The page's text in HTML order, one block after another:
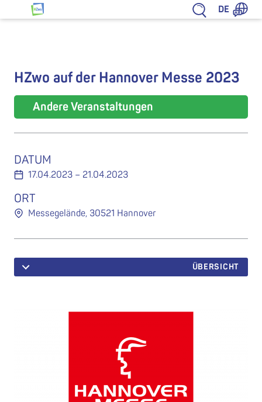
Zum Inhalt springen
HZwo – Antrieb für Sachsen
DE
HZwo auf der Hannover Messe 2023
Andere Veranstaltungen
DATUM
17.04.2023 – 21.04.2023
ORT
Messegelände, 30521 Hannover
ÜBERSICHT